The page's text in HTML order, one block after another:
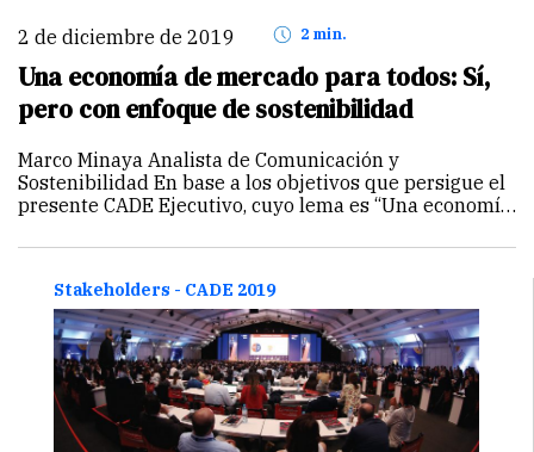
2 de diciembre de 2019 2 min.
Una economía de mercado para todos: Sí,
pero con enfoque de sostenibilidad
Marco Minaya Analista de Comunicación y
Sostenibilidad En base a los objetivos que persigue el
presente CADE Ejecutivo, cuyo lema es “Una economía
Impulsado por una economía de mercado, el Perú ha…
Stakeholders - CADE 2019